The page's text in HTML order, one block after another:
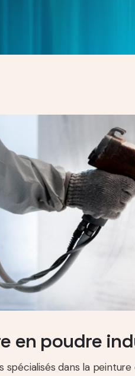
en poudre
spécialisés dans la